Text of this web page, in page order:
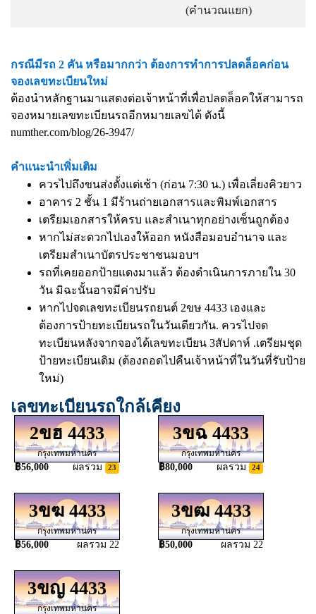
(คำนวณแยก)
กรณีมีรถ 2 คัน หรือมากกว่า ต้องการทำการปลดล็อคก่อน
จองเลขทะเบียนใหม่
ต้องนำหลักฐานมาแสดงต่อเจ้าหน้าที่เพื่อปลดล็อคให้สามารถ
จองหมายเลขทะเบียนรถอีกหมายเลขได้ ดังนี้
numther.com/blog/26-3947/
คำแนะนำเพิ่มเติม
ควรไปถึงขนส่งตั้งแต่เช้า (ก่อน 7:30 น.) เพื่อเลี่ยงคิวยาว
อาคาร 2 ชั้น 1 มีร้านถ่ายเอกสารและพิมพ์เอกสาร
เตรียมเอกสารให้ครบ และสำเนาทุกอย่างเซ็นถูกต้อง
หากไม่สะดวกไปเองให้ออก หนังสือมอบอำนาจ และ
เตรียมสำเนาบัตรประชาชนมอบฯ
รถที่เคยออกป้ายแดงมาแล้ว ต้องดำเนินการภายใน 30
วัน มิฉะนั้นอาจมีค่าปรับ
หากไปจดเลขทะเบียนรถยนต์ 2ขษ 4433 เองและ
ต้องการป้ายทะเบียนรถในวันเดียวกัน. ควรไปจด
ทะเบียนหลังจากจองได้เลขทะเบียน 3สัปดาห์ .เตรียมชุด
ป้ายทะเบียนเดิม (ต้องถอดไปคืนเจ้าหน้าที่ในวันที่รับป้าย
ใหม่)
เลขทะเบียนรถใกล้เคียง
2ขฮ 4433
กรุงเทพมหานคร
฿56,000 ผลรวม 23
3ขฉ 4433
กรุงเทพมหานคร
฿80,000 ผลรวม 24
3ขฆ 4433
กรุงเทพมหานคร
฿56,000 ผลรวม 22
3ขฒ 4433
กรุงเทพมหานคร
฿50,000 ผลรวม 22
3ขญ 4433
กรุงเทพมหานคร